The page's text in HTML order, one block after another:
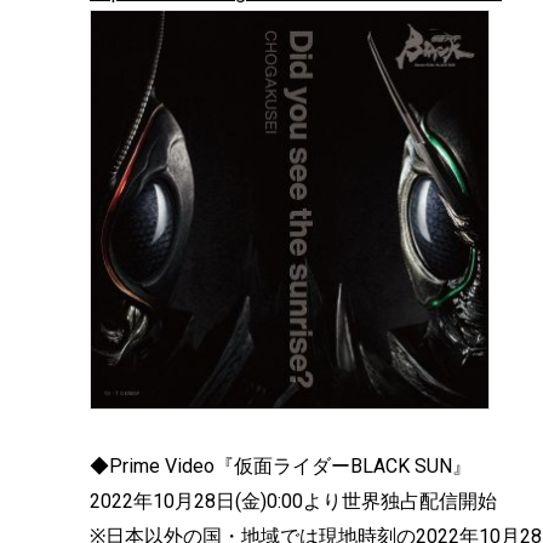
◆Prime Video『仮面ライダーBLACK SUN』
2022年10月28日(金)0:00より世界独占配信開始
※日本以外の国・地域では現地時刻の2022年10月